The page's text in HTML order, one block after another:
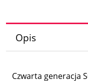
Opis
Czwarta generacja